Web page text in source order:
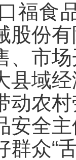
福食
股份
、市
县域
动农
安全
众“